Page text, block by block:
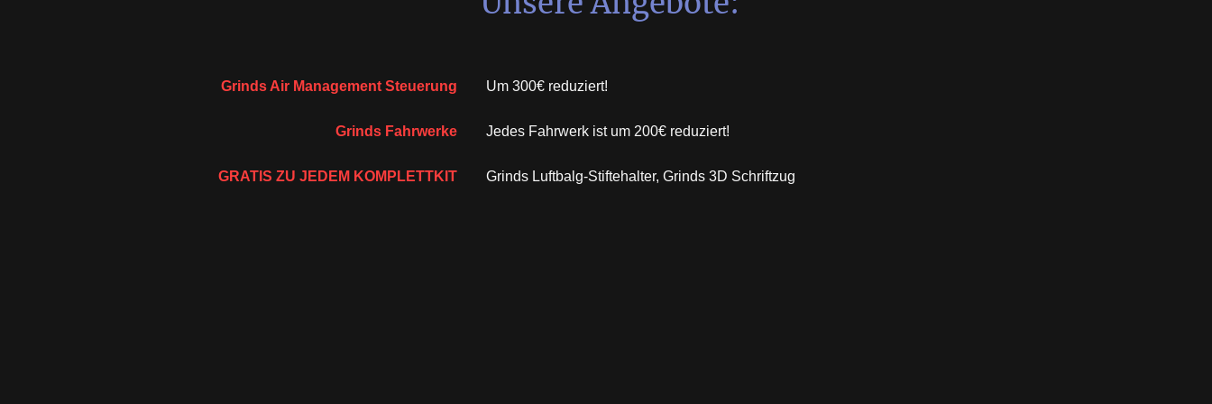
Grinds Air Management Steuerung Um 300€ reduziert!
Grinds Fahrwerke Jedes Fahrwerk ist um 200€ reduziert!
GRATIS ZU JEDEM KOMPLETTKIT Grinds Luftbalg-Stiftehalter, Grinds 3D Schriftzug